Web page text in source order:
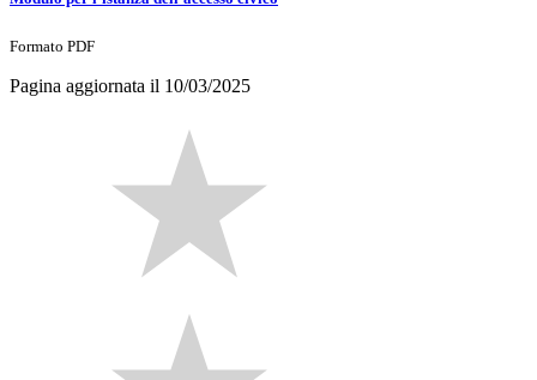
Formato PDF
Pagina aggiornata il 10/03/2025